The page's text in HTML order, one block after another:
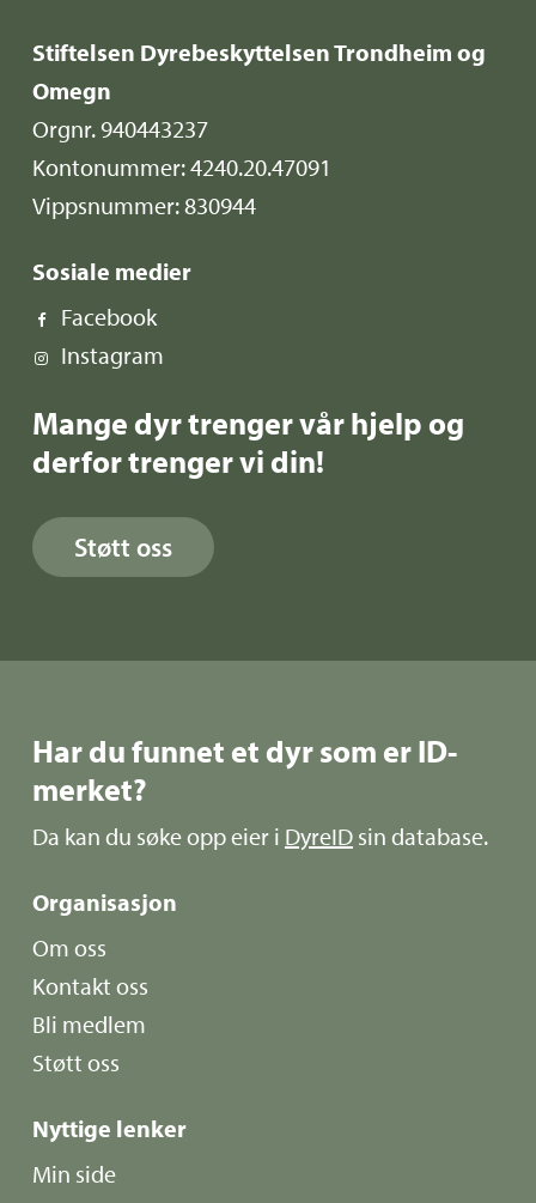
Stiftelsen Dyrebeskyttelsen Trondheim og
Omegn
Orgnr. 940443237
Kontonummer: 4240.20.47091
Vippsnummer: 830944
Sosiale medier
Facebook
Instagram
Mange dyr trenger vår hjelp og
derfor trenger vi din!
Støtt oss
Har du funnet et dyr som er ID-
merket?
Da kan du søke opp eier i DyreID sin database.
Organisasjon
Om oss
Kontakt oss
Bli medlem
Støtt oss
Nyttige lenker
Min side